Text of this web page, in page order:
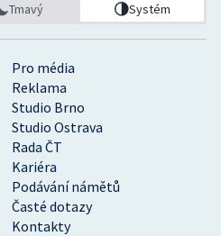
Pro média
Reklama
Studio Brno
Studio Ostrava
Rada ČT
Kariéra
Podávání námětů
Časté dotazy
Kontakty
Tmavý Systém